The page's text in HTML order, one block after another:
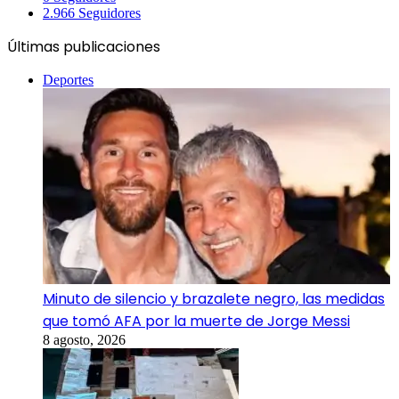
2.966 Seguidores
Últimas publicaciones
Deportes
Minuto de silencio y brazalete negro, las medidas
que tomó AFA por la muerte de Jorge Messi
8 agosto, 2026